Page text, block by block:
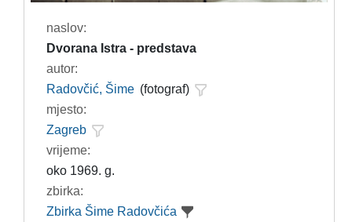
naslov:
Dvorana Istra - predstava
autor:
Radovčić, Šime (fotograf)
mjesto:
Zagreb
vrijeme:
oko 1969. g.
zbirka:
Zbirka Šime Radovčića